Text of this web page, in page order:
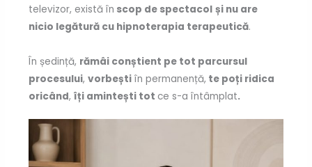
televizor, există în scop de spectacol și nu are
nicio legătură cu hipnoterapia terapeutică.
În ședință, rămâi conștient pe tot parcursul
procesului,vorbești în permanență, te poți ridica
oricând, îți amintești tot ce s-a întâmplat.